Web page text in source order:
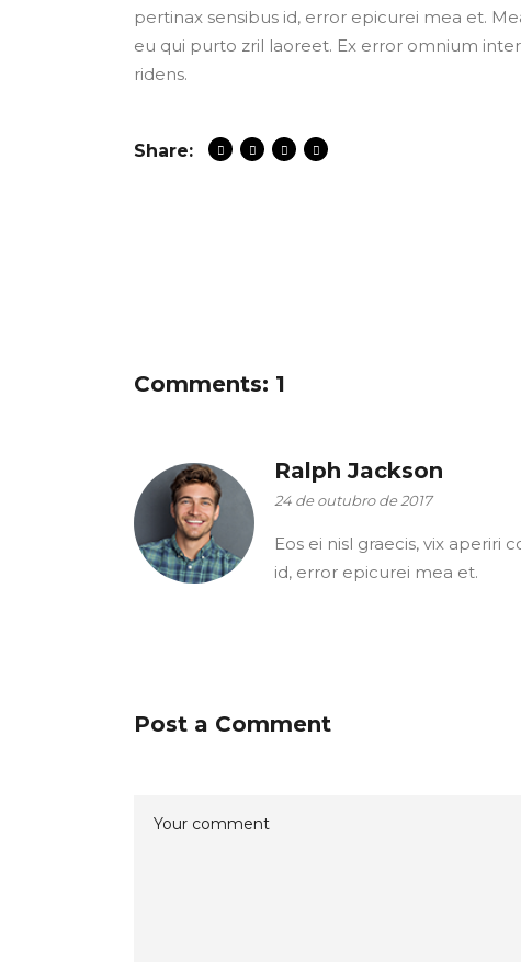
pertinax sensibus id, error epicurei mea et.
eu qui purto zril laoreet. Ex error omnium
ridens.
Share:
Comments: 1
Ralph Jackson
24 de outubro de 2017
Eos ei nisl graecis, vix aperiri
id, error epicurei mea et.
Post a Comment